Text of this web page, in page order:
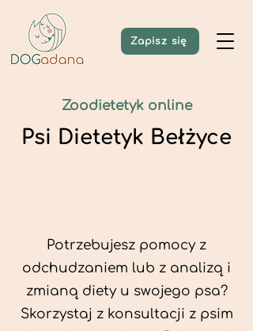
Zapisz się
Zoodietetyk online
Psi Dietetyk Bełżyce
Potrzebujesz pomocy z
odchudzaniem lub z analizą i
zmianą diety u swojego psa?
Skorzystaj z konsultacji z psim